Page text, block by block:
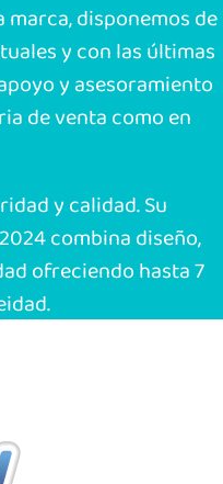
disponemos de
y con las últimas
y asesoramiento
de venta como en
y calidad. Su
combina diseño,
ofreciendo hasta 7